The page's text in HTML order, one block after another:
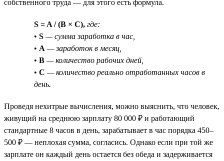
собственного труда — для этого есть формула.
S = A / (B × C), где:
• S — сумма заработка в час,
• A — заработок в месяц,
• B — количество рабочих дней,
• C — количество реально отработанных часов в
день.
Проведя нехитрые вычисления, можно выяснить, что человек,
живущий на среднюю зарплату 80 000 ₽ и работающий
стандартные 8 часов в день, зарабатывает в час порядка 450–
500 ₽ — неплохая сумма, согласись. Однако если при той же
зарплате он каждый день остается без обеда и задерживается